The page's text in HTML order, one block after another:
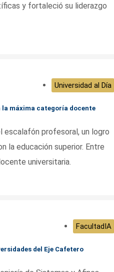
y fortaleció su liderazgo
Universidad al Día
la máxima categoría docente
escalafón profesoral, un logro
la educación superior. Entre
universitaria.
FacultadIA
del Eje Cafetero